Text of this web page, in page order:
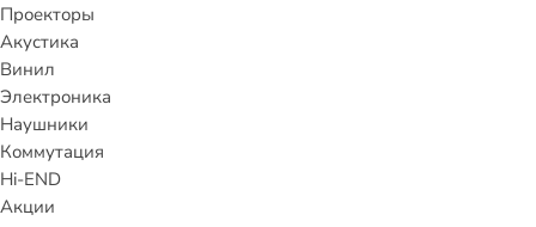
Проекторы
Акустика
Винил
Электроника
Наушники
Коммутация
Hi-END
Акции